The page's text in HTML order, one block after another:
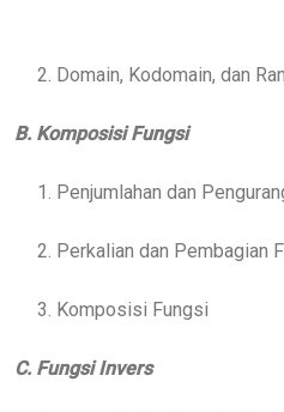
2. Domain, Kodomain, dan
B. Komposisi Fungsi
1. Penjumlahan dan
2. Perkalian dan Pembagian
3. Komposisi Fungsi
C. Fungsi Invers